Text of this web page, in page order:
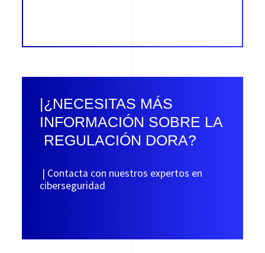
|¿NECESITAS MÁS
INFORMACIÓN SOBRE LA
REGULACIÓN DORA?
| Contacta con nuestros expertos en
ciberseguridad